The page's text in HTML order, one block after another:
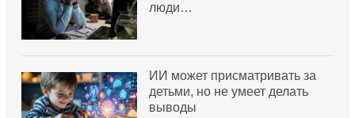
люди…
ИИ может присматривать за
детьми, но не умеет делать
выводы